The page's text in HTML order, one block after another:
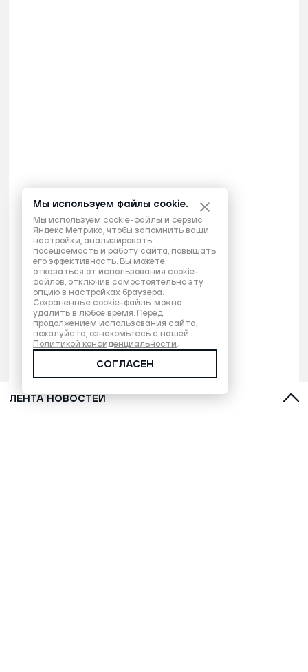
ЛЕНТА НОВОСТЕЙ
Мы используем файлы cookie.
Мы используем cookie-файлы и сервис
Яндекс.Метрика, чтобы запомнить ваши
настройки, анализировать
посещаемость и работу сайта, повышать
его эффективность. Вы можете
отказаться от использования cookie-
файлов, отключив самостоятельно эту
опцию в настройках браузера.
Сохраненные cookie-файлы можно
удалить в любое время. Перед
продолжением использования сайта,
пожалуйста, ознакомьтесь с нашей
Политикой конфиденциальности.
СОГЛАСЕН